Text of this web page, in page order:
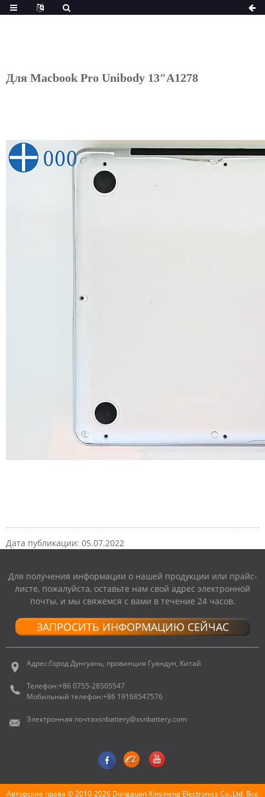
Для Macbook Pro Unibody 13″A1278
Дата публикации: 05.07.2022
Для получения информации о нашей продукции или прайс-
листе, пожалуйста, оставьте нам свой адрес электронной
почты, и мы свяжемся с вами в течение 24 часов.
ЗАПРОСИТЬ ИНФОРМАЦИЮ СЕЙЧАС
Адрес:Город Дунгуань, провинция Гуандун, Китай
Телефон:+86 0755-28505547
Мобильный телефон:+86 19168547576
Электронная почтаxsnbattery@xsnbattery.com
Авторские права © 2010-2026 Dongguan Xinsineng Electronics Co.,Ltd. Все